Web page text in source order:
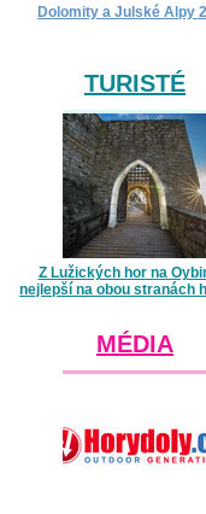
Dolomity a Julské Alpy
TURISTÉ
Z Lužických hor na
nejlepší na obou stranách
MÉDIA